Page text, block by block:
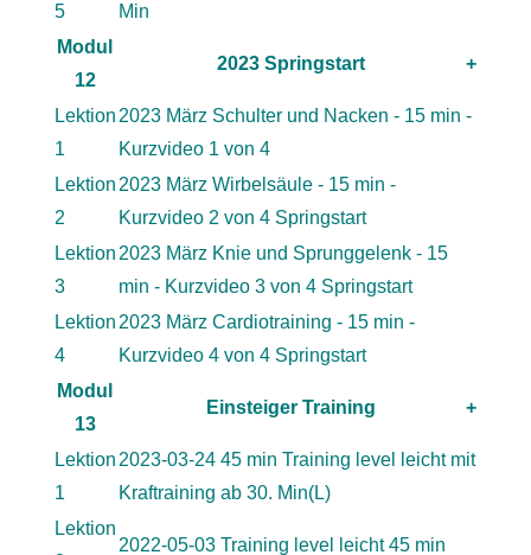
5
Min
Modul
12
2023 Springstart +
Lektion
1
2023 März Schulter und Nacken - 15 min -
Kurzvideo 1 von 4
Lektion
2
2023 März Wirbelsäule - 15 min -
Kurzvideo 2 von 4 Springstart
Lektion
3
2023 März Knie und Sprunggelenk - 15
min - Kurzvideo 3 von 4 Springstart
Lektion
4
2023 März Cardiotraining - 15 min -
Kurzvideo 4 von 4 Springstart
Modul
13
Einsteiger Training +
Lektion
1
2023-03-24 45 min Training level leicht mit
Kraftraining ab 30. Min(L)
Lektion
2022-05-03 Training level leicht 45 min